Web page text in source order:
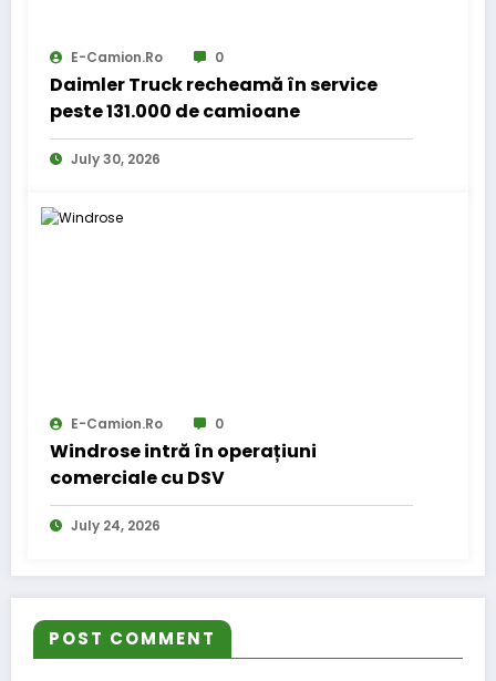
E-Camion.ro 0
Daimler Truck recheamă în service
peste 131.000 de camioane
July 30, 2026
E-Camion.ro 0
Windrose intră în operațiuni
comerciale cu DSV
July 24, 2026
POST COMMENT